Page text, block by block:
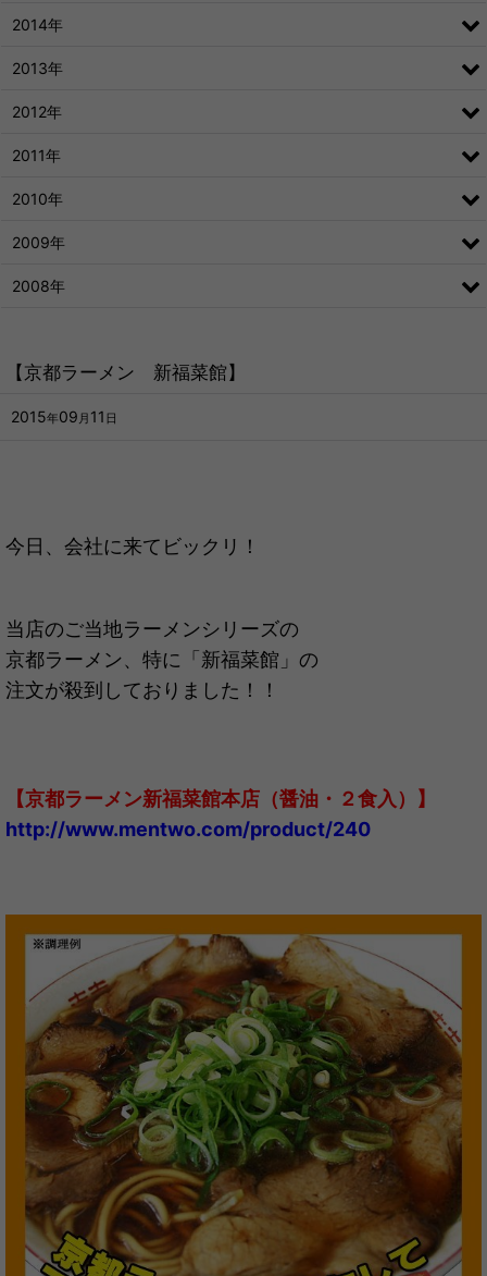
【京都ラーメン 新福菜館】
2015年09 月 11 日
今日、会社に来てビックリ！
当店のご当地ラーメンシリーズの
京都ラーメン、特に「新福菜館」の
注文が殺到しておりました！！
【京都ラーメン新福菜館本店（醤油・２食入）】
http://www.mentwo.com/product/240
2014年
2013年
2012年
2011年
2010年
2009年
2008年